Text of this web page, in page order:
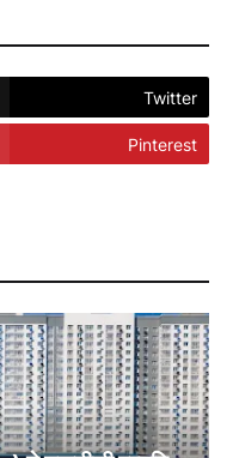
Twitter
Pinterest